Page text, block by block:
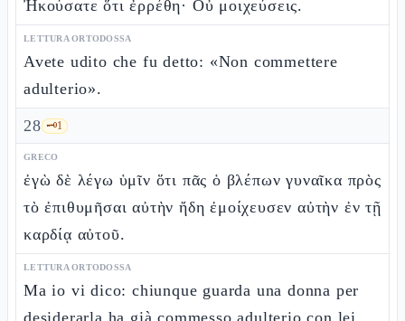
Ἠκούσατε ὅτι ἐρρέθη· Οὐ μοιχεύσεις.
LETTURA ORTODOSSA
Avete udito che fu detto: «Non commettere
adulterio».
28 🗝️1
GRECO
ἐγὼ δὲ λέγω ὑμῖν ὅτι πᾶς ὁ βλέπων γυναῖκα πρὸς
τὸ ἐπιθυμῆσαι αὐτὴν ἤδη ἐμοίχευσεν αὐτὴν ἐν τῇ
καρδίᾳ αὐτοῦ.
LETTURA ORTODOSSA
Ma io vi dico: chiunque guarda una donna per
desiderarla ha giàcommesso adulterio con lei